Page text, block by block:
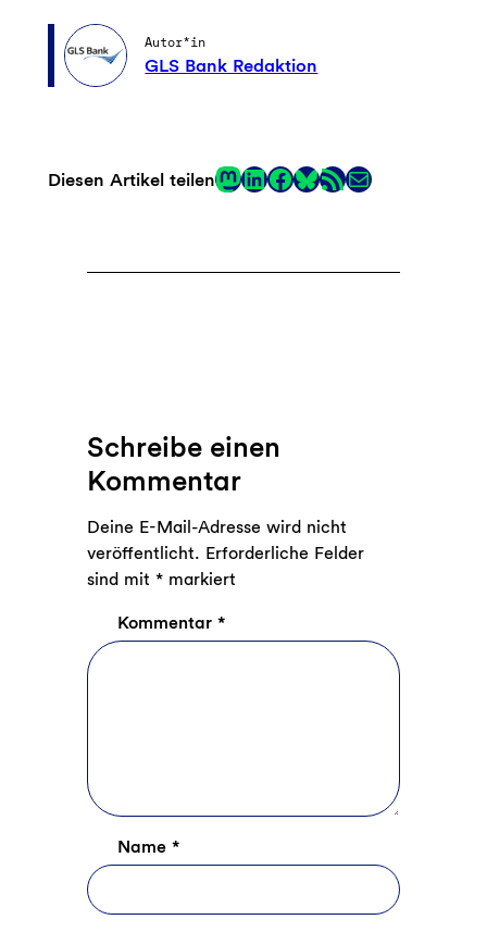
Autor*in
GLS Bank Redaktion
Diesen Artikel teilenMastodon
LinkedIn
Facebook
LinkRSS-Feed
E-Mail
Schreibe einen
Kommentar
Deine E-Mail-Adresse wird nicht
veröffentlicht. Erforderliche Felder
sind mit *markiert
Kommentar *
Name *